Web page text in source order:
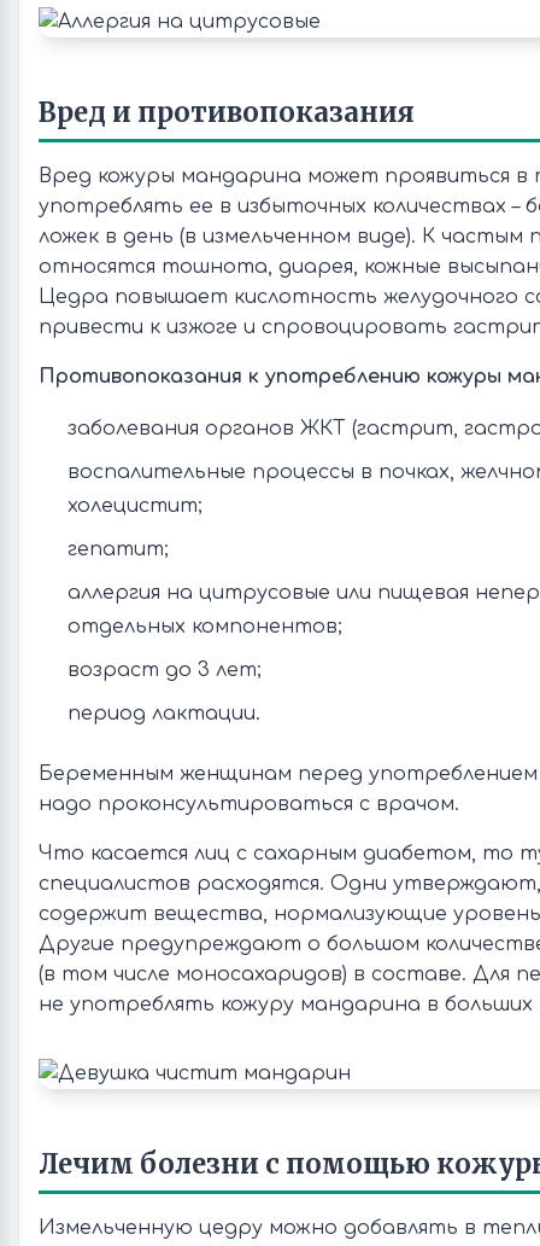
Вред и противопоказания
Вред кожуры мандарина может проявиться в
употреблять ее в избыточных количествах –
ложек в день (в измельченном виде). К
относятся тошнота, диарея, кожные
Цедра повышает кислотность желудочного
привести к изжоге и спровоцировать
Противопоказания к употреблению кожуры
заболевания органов ЖКТ (гастрит,
воспалительные процессы в почках,
холецистит;
гепатит;
аллергия на цитрусовые или пищевая
отдельных компонентов;
возраст до 3 лет;
период лактации.
Беременным женщинам перед
надо проконсультироваться с врачом.
Что касается лиц с сахарным диабетом, то
специалистов расходятся. Одни
содержит вещества, нормализующие уровень
Другие предупреждают о большом
(в том числе моносахаридов) в составе. Для
не употреблять кожуру мандарина в больших
Лечим болезни с помощью
Измельченную цедру можно добавлять в